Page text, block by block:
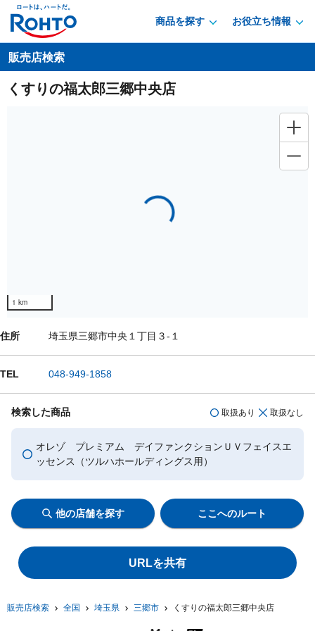
商品を探す お役立ち情報
販売店検索 全国 埼玉県 三郷市 くすりの福太郎三郷中央店
販売店検索
くすりの福太郎三郷中央店
住所 埼玉県三郷市中央１丁目３-１
TEL 048-949-1858
検索した商品 取扱あり 取扱なし
オレゾ プレミアム デイファンクションＵＶフェイスエ
ッセンス（ツルハホールディングス用）
他の店舗を探す ここへのルート
URLを共有
Loading...
1 km